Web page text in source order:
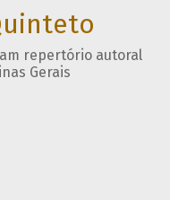
repertório autoral
Gerais